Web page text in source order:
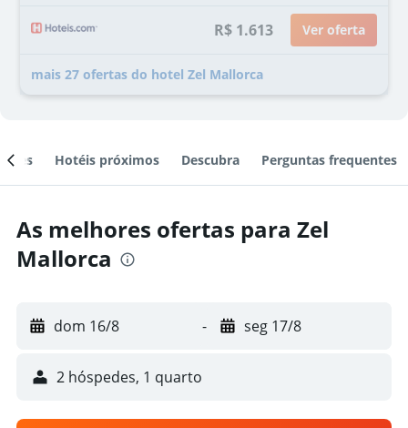
R$ 1.613 Ver oferta
mais 27 ofertas do hotel Zel Mallorca
Hotéis próximos Descubra Perguntas frequentes
As melhores ofertas para Zel
Mallorca
dom 16/8 - seg 17/8
2 hóspedes, 1 quarto